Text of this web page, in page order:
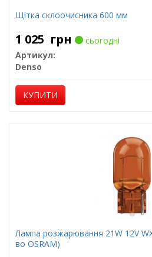
Щітка склоочисника 600 мм
1 025 грн
сьогодні
Артикул:
Denso
КУПИТИ
Лампа розжарювання 21W 12V
во OSRAM)